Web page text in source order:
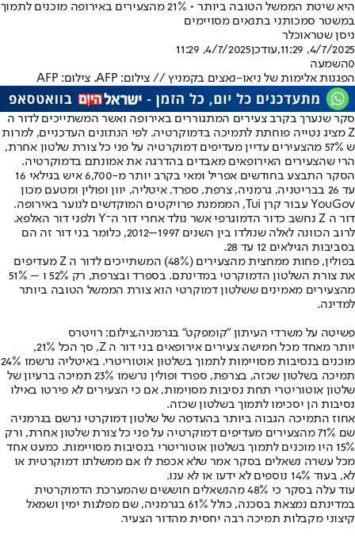
היא שיטת הממשל הטובה ביותר • 21% מהצעירים באירופה מוכנים לתמוך
במשטר סמכותני בתנאים מסויימים
ניסן שטראוכלר
4/7/2025, 11:29
,עודכן4/7/2025, 11:29
0השמעה
הפגנות אלימות של ניאו-נאצים בקמניץ // צילום: AFP. צילום: AFP
סקר שנערך בקרב צעירים המתגוררים באירופה ואשר המשתייכים לדור ה
Z מציג נטייה פוחתת לתמיכה בדמוקרטיה. לפי הנתונים העדכניים, למרות
ש 57% מהצעירים עדיין מעדיפים דמוקרטיה על פני כל צורת שלטון אחרת,
הרי שהצעירים האירופאים מאבדים בהדרגה את אמונתם בדמוקרטיה.
הסקר התבצע בחודשים אפריל ומאי בקרב יותר מ-6,700 איש בגילאי 16
עד 26 בבריטניה, גרמניה, צרפת, ספרד, איטליה, יוון ופולין ומטעם מכון
YouGov עבור קרן Tui, המממנת פרויקטים המוקדשים לנוער באירופה.
דור ה Z נחשב כדור הדמוגרפי אשר נולד אחרי דור ה־Y ולפני דור האלפא.
לרוב הכוונה לאלה שנולדו בין השנים 1997–2012, כלומר בני דור זה הם
בסביבות הגילאים 12 עד 28.
בפולין, פחות ממחצית מהצעירים (48%) המשתייכים לדור ה Z מעדיפים
את צורת השלטון הדמוקרטי במדינתם. בספרד ובצרפת, רק 52% ו – 51%
מהצעירים מאמינים ששלטון דמוקרטי הוא צורת הממשל הטובה ביותר
למדינה.
פשיטה על משרדי העיתון "קומפקט" בגרמניה,צילום: רויטרס
יותר מאחד מכל חמישה צעירים אירופאים בני דור ה Z, סך הכל 21%,
מוכנים בנסיבות מסויימות לתמוך בשלטון אוטוריטרי. באיטליה נרשמו 24%
תמיכה בשלטון שכזה, בצרפת, ספרד ופולין נרשמו 23% תמיכה ברעיון של
שלטון אוטוריטרי תחת נסיבות מסוימות, אם כי הצעירים לא פירטו באילו
נסיבות הן יסכימו לתמוך בשלטון שכזה.
אחוז התמיכה הגבוה ביותר בהעדפה של שלטון דמוקרטי נרשם בגרמניה
שם 71% מהצעירים מעדיפים דמוקרטיה על פני כל צורת שלטון אחרת, ורק
15% היו מוכנים לתמוך בשלטון אוטוריטרי בנסיבות מסויימות. כמעט אחד
מכל עשרה נשאלים בסקר אמר שלא אכפת לו אם ממשלתו דמוקרטית או
לא, בעוד 14% נוספים לא ידעו או לא ענו.
עוד עלה בסקר כי 48% מהנשאלים חוששים שהמערכת הדמוקרטית
במדינתם נמצאת בסכנה, כולל 61% בגרמניה, שם מפלגות ימין ושמאל
קיצוני מקבלות תמיכה רבה יחסית מהדור הצעיר.